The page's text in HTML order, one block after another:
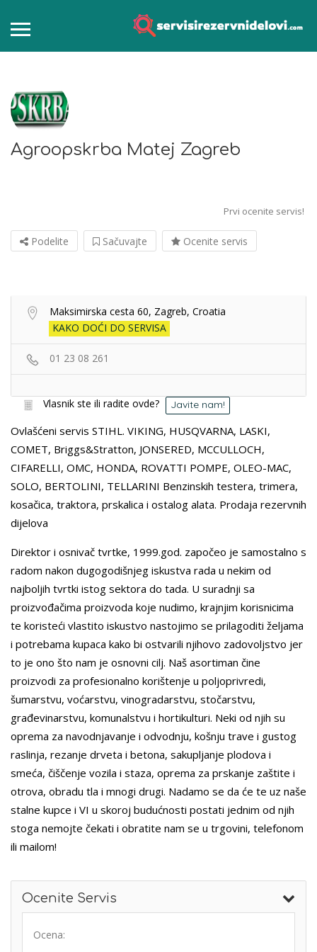
Agroopskrba Matej Zagreb
Prvi ocenite servis!
Podelite Sačuvajte Ocenite servis
Maksimirska cesta 60, Zagreb, Croatia
KAKO DOĆI DO SERVISA
01 23 08 261
Vlasnik ste ili radite ovde? Javite nam!
Ovlašćeni servis STIHL. VIKING, HUSQVARNA, LASKI,
COMET, Briggs&Stratton, JONSERED, MCCULLOCH,
CIFARELLI, OMC, HONDA, ROVATTI POMPE, OLEO-MAC,
SOLO, BERTOLINI, TELLARINI Benzinskih testera, trimera,
kosačica, traktora, prskalica i ostalog alata. Prodaja rezervnih
dijelova
Direktor i osnivač tvrtke, 1999.god. započeo je samostalno s
radom nakon dugogodišnjeg iskustva rada u nekim od
najboljih tvrtki istog sektora do tada. U suradnji sa
proizvođačima proizvoda koje nudimo, krajnjim korisnicima
te koristeći vlastito iskustvo nastojimo se prilagoditi željama
i potrebama kupaca kako bi ostvarili njihovo zadovoljstvo jer
to je ono što nam je osnovni cilj. Naš asortiman čine
proizvodi za profesionalno korištenje u poljoprivredi,
šumarstvu, voćarstvu, vinogradarstvu, stočarstvu,
građevinarstvu, komunalstvu i hortikulturi. Neki od njih su
oprema za navodnjavanje i odvodnju, košnju trave i gustog
raslinja, rezanje drveta i betona, sakupljanje plodova i
smeća, čiščenje vozila i staza, oprema za prskanje zaštite i
otrova, obradu tla i mnogi drugi. Nadamo se da će te uz naše
stalne kupce i VI u skoroj budućnosti postati jednim od njih
stoga nemojte čekati i obratite nam se u trgovini, telefonom
ili mailom!
Ocenite Servis
Ocena: